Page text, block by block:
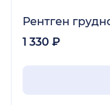
Рентген
1 330 ₽